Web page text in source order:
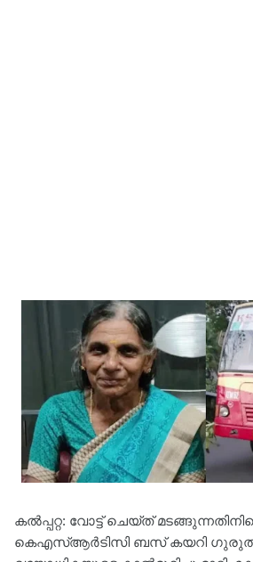
കൽപ്പറ്റ: വോട്ട് ചെയ്ത്
കെഎസ്‌ആർടിസി ബസ് കയറി